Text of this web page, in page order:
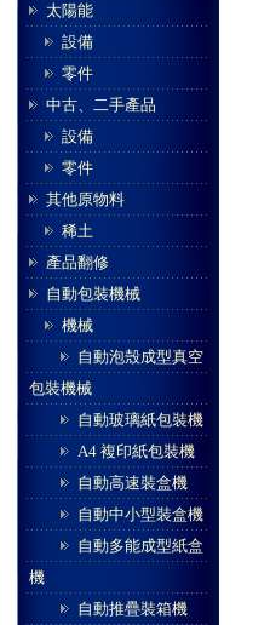
太陽能
設備
零件
中古、二手產品
設備
零件
其他原物料
稀土
產品翻修
自動包裝機械
機械
自動泡殼成型真空
包裝機械
自動玻璃紙包裝機
A4 複印紙包裝機
自動高速裝盒機
自動中小型裝盒機
自動多能成型紙盒
機
自動推疊裝箱機